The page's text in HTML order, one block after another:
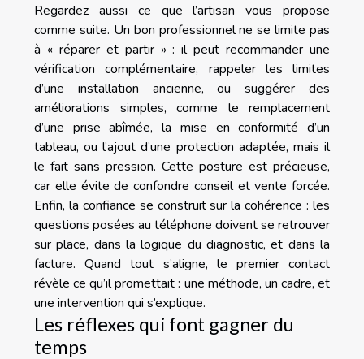
Regardez aussi ce que l’artisan vous propose
comme suite. Un bon professionnel ne se limite pas
à « réparer et partir » : il peut recommander une
vérification complémentaire, rappeler les limites
d’une installation ancienne, ou suggérer des
améliorations simples, comme le remplacement
d’une prise abîmée, la mise en conformité d’un
tableau, ou l’ajout d’une protection adaptée, mais il
le fait sans pression. Cette posture est précieuse,
car elle évite de confondre conseil et vente forcée.
Enfin, la confiance se construit sur la cohérence : les
questions posées au téléphone doivent se retrouver
sur place, dans la logique du diagnostic, et dans la
facture. Quand tout s’aligne, le premier contact
révèle ce qu’il promettait : une méthode, un cadre, et
une intervention qui s’explique.
Les réflexes qui font gagner du
temps